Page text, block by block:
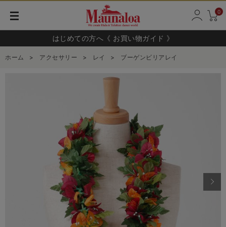
0
はじめての方へ《 お買い物ガイド 》
ホーム > アクセサリー > レイ > ブーゲンビリアレイ